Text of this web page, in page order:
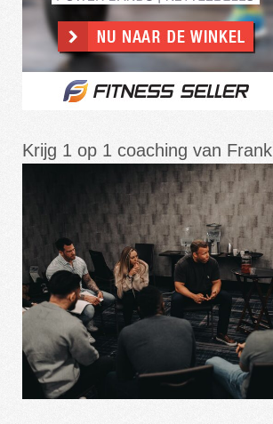
Krijg 1 op 1 coaching van Frank